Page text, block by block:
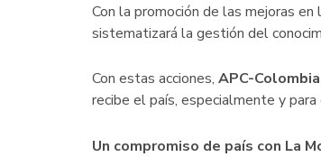
Con la promoción de las mejoras
sistematizará la gestión del
Con estas acciones, APC-Colombia
recibe el país, especialmente y
Un compromiso de país con La